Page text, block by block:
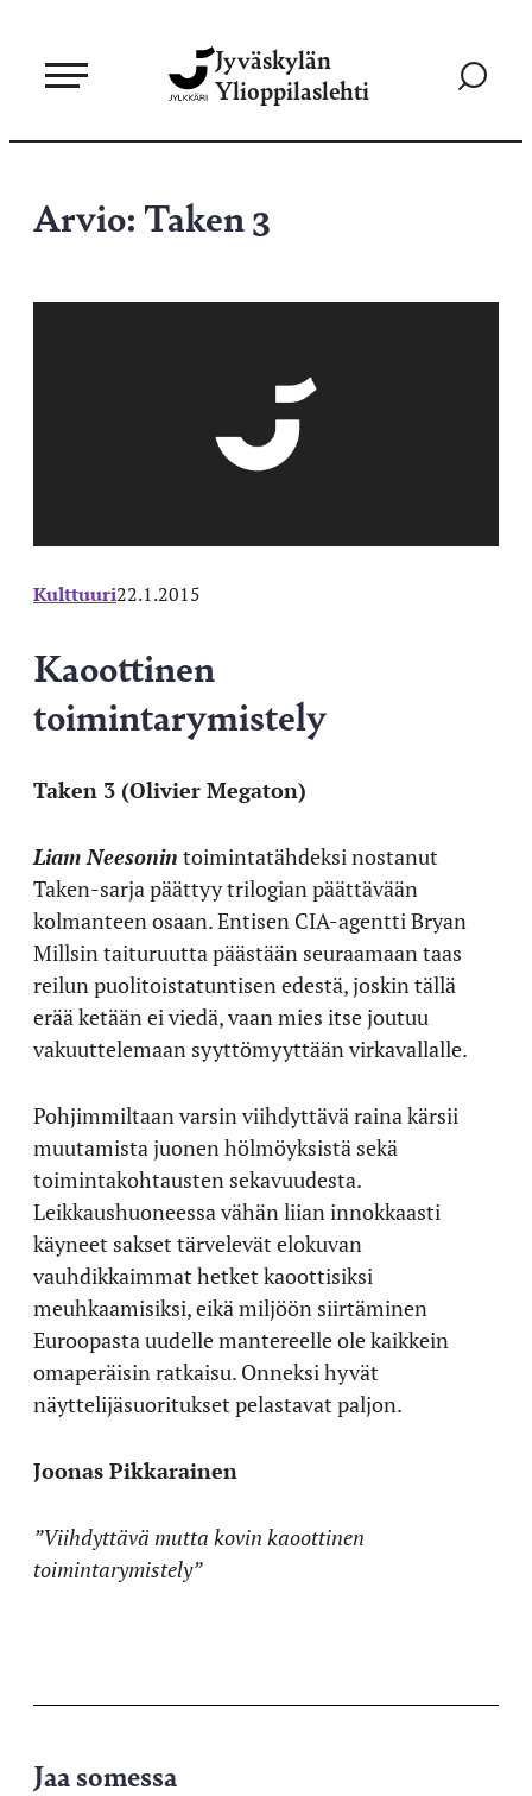
sisältöön
Jyväskylän
Ylioppilaslehti
Siirry
Arvio: Taken 3
Kulttuuri22.1.2015
Kaoottinen
toimintarymistely
Taken 3 (Olivier Megaton)
Liam Neesonin toimintatähdeksi nostanut
Taken-sarja päättyy trilogian päättävään
kolmanteen osaan. Entisen CIA-agentti Bryan
Millsin taituruutta päästään seuraamaan taas
reilun puolitoistatuntisen edestä, joskin tällä
erää ketään ei viedä, vaan mies itse joutuu
vakuuttelemaan syyttömyyttään virkavallalle.
Pohjimmiltaan varsin viihdyttävä raina kärsii
muutamista juonen hölmöyksistä sekä
toimintakohtausten sekavuudesta.
Leikkaushuoneessa vähän liian innokkaasti
käyneet sakset tärvelevät elokuvan
vauhdikkaimmat hetket kaoottisiksi
meuhkaamisiksi, eikä miljöön siirtäminen
Euroopasta uudelle mantereelle ole kaikkein
omaperäisin ratkaisu. Onneksi hyvät
näyttelijäsuoritukset pelastavat paljon.
Joonas Pikkarainen
”Viihdyttävä mutta kovin kaoottinen
toimintarymistely”
Jaa somessa